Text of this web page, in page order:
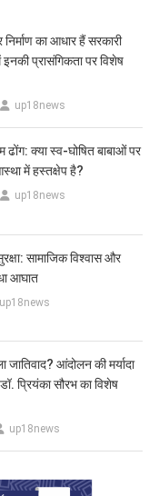
निर्माण का आधार हैं सरकारी
प्रासंगिकता पर विशेष
up18news
ढोंग: क्या स्व-घोषित बाबाओं पर
में हस्तक्षेप है?
up18news
सामाजिक विश्वास और
आघात
up18news
जातिवाद? आंदोलन की मर्यादा
प्रियंका सौरभ का विशेष
up18news